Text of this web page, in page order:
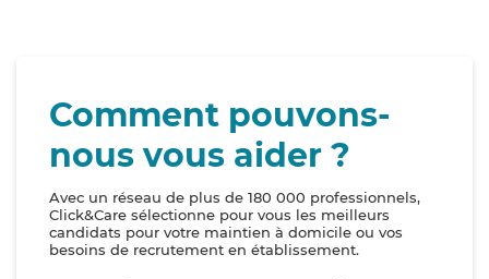
Comment pouvons-
nous vous aider ?
Avec un réseau de plus de 180 000 professionnels,
Click&Care sélectionne pour vous les meilleurs
candidats pour votre maintien à domicile ou vos
besoins de recrutement en établissement.